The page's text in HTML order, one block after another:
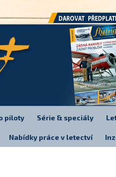
Darovat
piloty Série & speciály
Nabídky práce v letectví